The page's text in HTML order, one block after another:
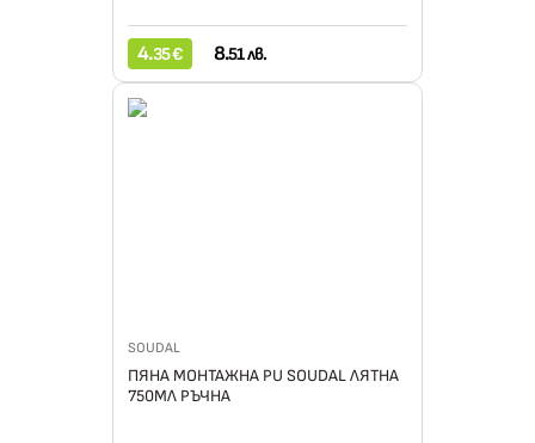
4.35 € 8.51 лв.
SOUDAL
ПЯНА МОНТАЖНА PU SOUDAL ЛЯТНА
750МЛ РЪЧНА